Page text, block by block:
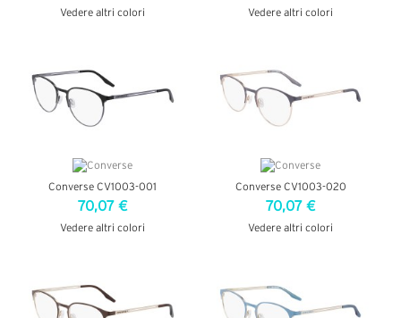
Vedere altri colori Vedere altri colori
Converse CV1003-001
70,07 €
Vedere altri colori
Converse CV1003-020
70,07 €
Vedere altri colori